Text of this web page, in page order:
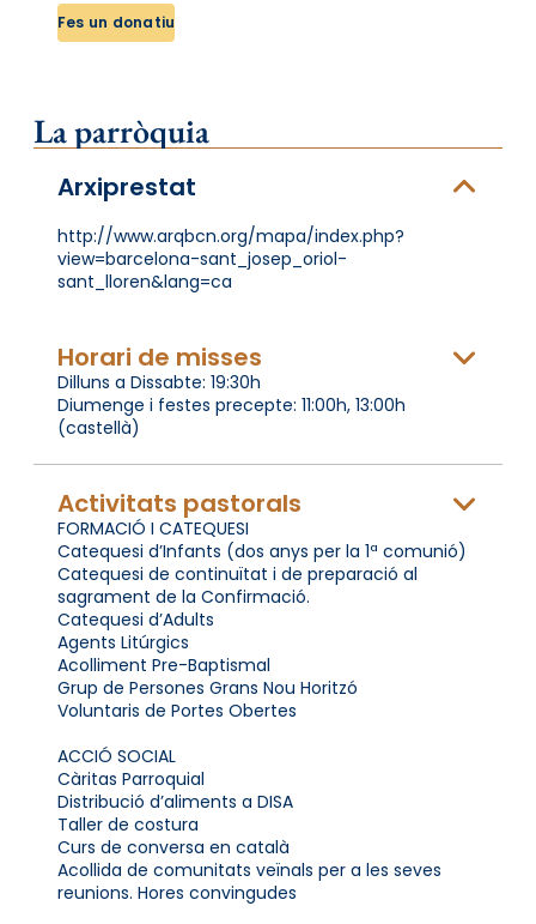
Fes un donatiu
La parròquia
Arxiprestat
http://www.arqbcn.org/mapa/index.php?
view=barcelona-sant_josep_oriol-
sant_lloren&lang=ca
Horari de misses
Dilluns a Dissabte: 19:30h
Diumenge i festes precepte: 11:00h, 13:00h
(castellà)
Activitats pastorals
FORMACIÓ I CATEQUESI
Catequesi d’Infants (dos anys per la 1ª comunió)
Catequesi de continuïtat i de preparació al
sagrament de la Confirmació.
Catequesi d’Adults
Agents Litúrgics
Acolliment Pre-Baptismal
Grup de Persones Grans Nou Horitzó
Voluntaris de Portes Obertes
ACCIÓ SOCIAL
Càritas Parroquial
Distribució d’aliments a DISA
Taller de costura
Curs de conversa en català
Acollida de comunitats veïnals per a les seves
reunions. Hores convingudes